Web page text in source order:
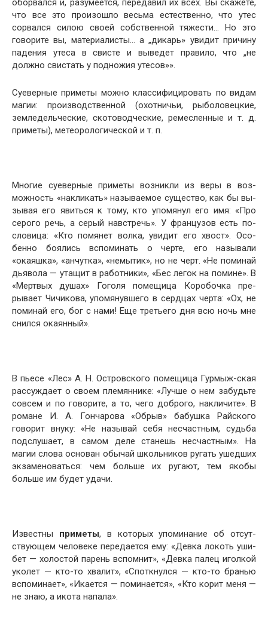
оборвался и, разумеется, передавил их всех. Вы скажете,
что все это произошло весьма естественно, что утес
сорвался силою своей собственной тяжести… Но это
говорите вы, материалисты… а „дикарь» увидит при­чину
падения утеса в свисте и выведет правило, что „не
должно свистать у подножия утесов»».
Суеверные приметы можно классифицировать по ви­дам
магии: производственной (охотничьи, рыболовецкие,
земледельческие, скотоводческие, ремесленные и т. д.
приметы), метеорологической и т. п.
Многие суеверные приметы возникли из веры в воз­
можность «накликать» называемое существо, как бы вы­
зывая его явиться к тому, кто упомянул его имя: «Про
серого речь, а серый навстречь». У французов есть по­
словица: «Кто помянет волка, увидит его хвост». Осо­
бенно боялись вспоминать о черте, его называли
«окаяшка», «анчутка», «немытик», но не черт. «Не поминай
дьявола — утащит в работники», «Бес легок на помине». В
«Мертвых душах» Гоголя помещица Коробочка пре­
рывает Чичикова, упомянувшего в сердцах черта: «Ох, не
поминай его, бог с нами! Еще третьего дня всю ночь мне
снился окаянный».
В пьесе «Лес» А. Н. Островского помещица Гурмыж-ская
рассуждает о своем племяннике: «Лучше о нем за­будьте
совсем и по говорите, а то, чего доброго, накличите». В
романе И. А. Гончарова «Обрыв» бабушка Райского
говорит внуку: «Не называй себя несчастным, судьба
подслушает, в самом деле станешь несчастным». На
магии слова основан обычай школьников ругать ушедших
экзаменоваться: чем больше их ругают, тем якобы
больше им будет удачи.
Известны приметы, в которых упоминание об отсут­
ствующем человеке передается ему: «Девка локоть уши­
бет — холостой парень вспомнит», «Девка палец иголкой
уколет — кто-то хвалит», «Споткнулся — кто-то бранью
вспоминает», «Икается — поминается», «Кто корит меня —
не знаю, а икота напала».